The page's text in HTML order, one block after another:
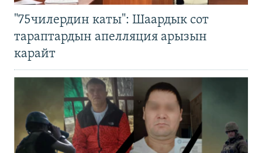
"75чилердин каты": Шаардык сот
тараптардын апелляция арызын
карайт